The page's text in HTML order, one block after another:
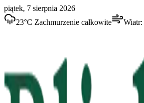
piątek, 7 sierpnia 2026
23°C Zachmurzenie całkowite Wiatr: